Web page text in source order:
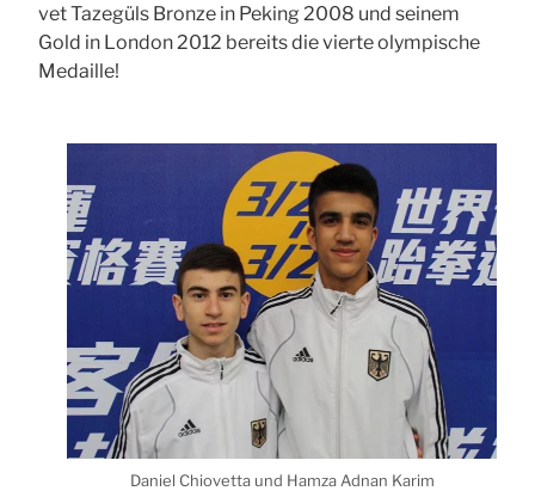
vet Taze­güls Bron­ze in Peking 2008 und sei­nem
Gold in Lon­don 2012 bereits die vier­te olym­pi­sche
Medail­le!
Dani­el Chio­vet­ta und Ham­za Adnan Karim